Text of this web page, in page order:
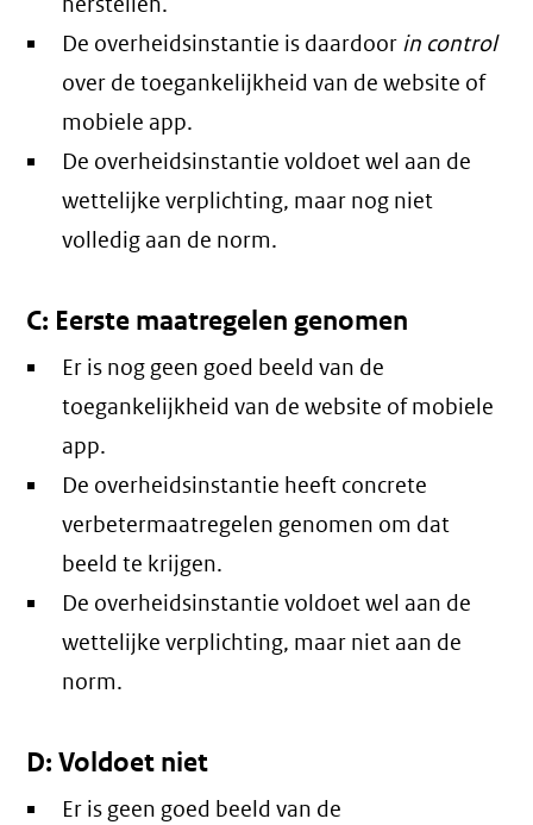
De overheidsinstantie is daardoor in control
over de toegankelijkheid van de website of
mobiele app.
De overheidsinstantie voldoet wel aan de
wettelijke verplichting, maar nog niet
volledig aan de norm.
C: Eerste maatregelen genomen
Er is nog geen goed beeld van de
toegankelijkheid van de website of mobiele
app.
De overheidsinstantie heeft concrete
verbetermaatregelen genomen om dat
beeld te krijgen.
De overheidsinstantie voldoet wel aan de
wettelijke verplichting, maar niet aan de
norm.
D: Voldoet niet
Er is geen goed beeld van de